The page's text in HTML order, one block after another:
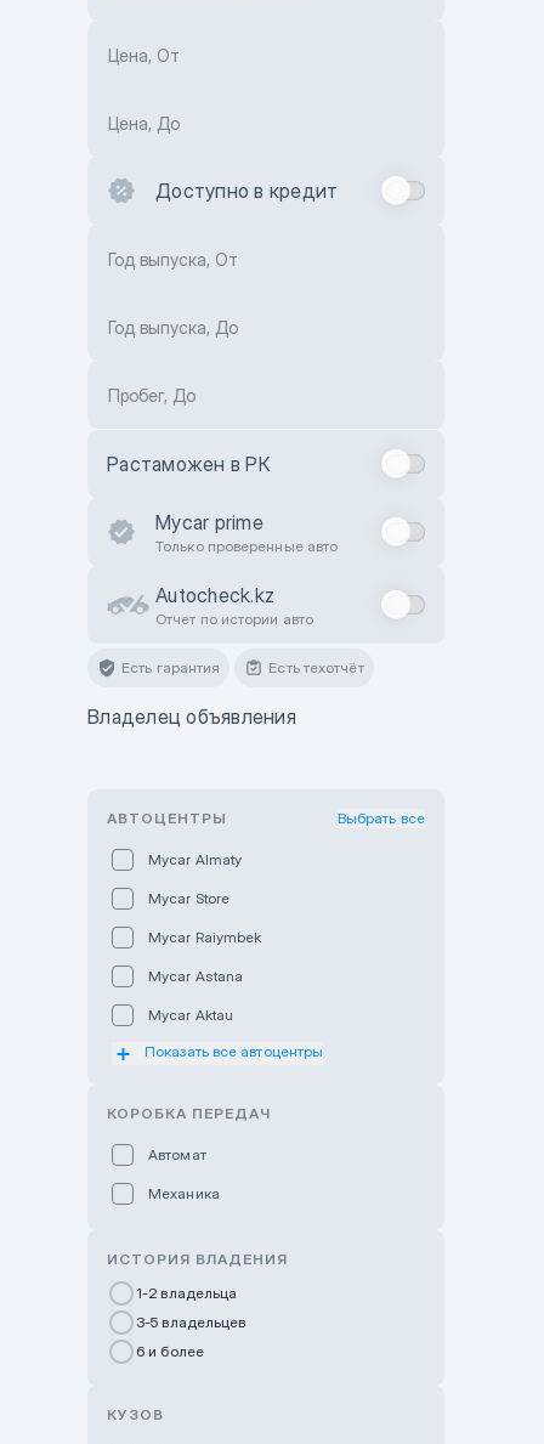
Цена, От
Цена, До
Доступно в кредит
Год выпуска, От
Год выпуска, До
Пробег, До
Растаможен в РК
Mycar prime
Только проверенные авто
Autocheck.kz
Отчет по истории авто
Есть гарантия Есть техотчёт
Владелец объявления
АВТОЦЕНТРЫ Выбрать все
Mycar Almaty
Mycar Store
Mycar Raiymbek
Mycar Astana
Mycar Aktau
Mycar Uralsk
GWM Nurly Zhol
Chery Astana
Показать все автоцентры
КОРОБКА ПЕРЕДАЧ
Автомат
Механика
ИСТОРИЯ ВЛАДЕНИЯ
1-2 владельца
3-5 владельцев
6 и более
КУЗОВ